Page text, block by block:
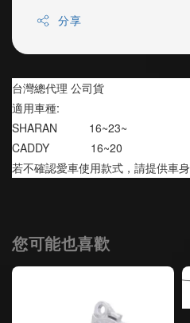
分享
台灣總代理 公司貨
適用車種:
SHARAN          16~23~
CADDY             16~20
若不確認愛車使用款式，請提供車
您可能也喜歡